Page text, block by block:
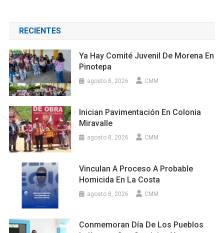
RECIENTES
Ya Hay Comité Juvenil De Morena En
Pinotepa
agosto 8, 2026 CMM
Inician Pavimentación En Colonia
Miravalle
agosto 8, 2026 CMM
Vinculan A Proceso A Probable
Homicida En La Costa
agosto 8, 2026 CMM
Conmemoran Día De Los Pueblos